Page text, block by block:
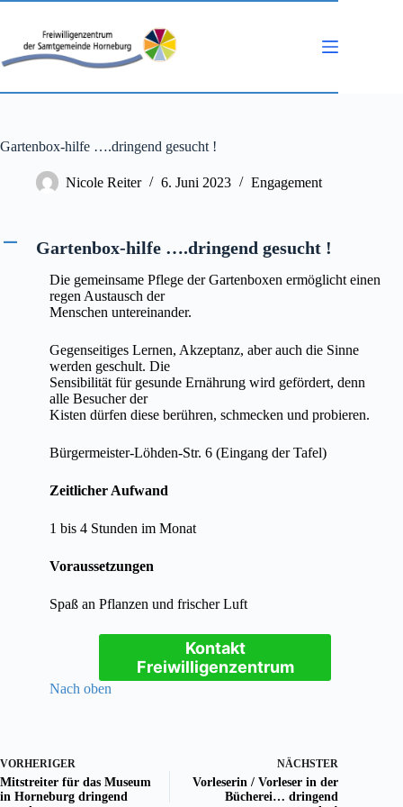
Zum
springen
Gartenbox-hilfe ….dringend gesucht !
Nicole Reiter 6. Juni 2023 Engagement
A Gartenbox-hilfe ….dringend gesucht !
Die gemeinsame Pflege der Gartenboxen ermöglicht einen
regen Austausch der
Menschen untereinander.
Gegenseitiges Lernen, Akzeptanz, aber auch die Sinne
werden geschult. Die
Sensibilität für gesunde Ernährung wird gefördert, denn
alle Besucher der
Kisten dürfen diese berühren, schmecken und probieren.
Bürgermeister-Löhden-Str. 6 (Eingang der Tafel)
Zeitlicher Aufwand
1 bis 4 Stunden im Monat
Voraussetzungen
Spaß an Pflanzen und frischer Luft
Kontakt
Freiwilligenzentrum
Nach oben
VORHERIGER
Mitstreiter für das Museum
in Horneburg dringend
NÄCHSTER
Vorleserin / Vorleser in der
Bücherei… dringend